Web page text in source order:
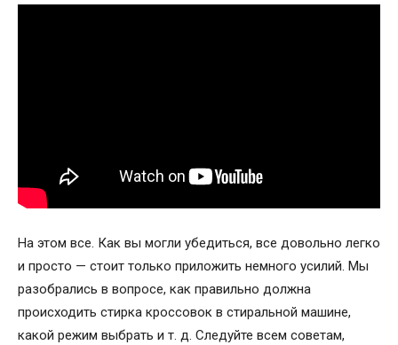
На этом все. Как вы могли убедиться, все довольно легко
и просто — стоит только приложить немного усилий. Мы
разобрались в вопросе, как правильно должна
происходить стирка кроссовок в стиральной машине,
какой режим выбрать и т. д. Следуйте всем советам,